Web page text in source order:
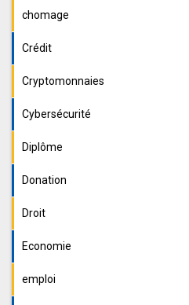
chomage
Crédit
Cryptomonnaies
Cybersécurité
Diplôme
Donation
Droit
Economie
emploi